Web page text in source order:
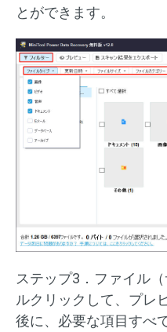
とができます。
ステップ3．ファイル
ルクリックして、プレ
後に、必要な項目すべ